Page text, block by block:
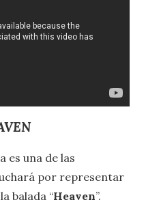
es una de las
por representar
balada “Heaven”.